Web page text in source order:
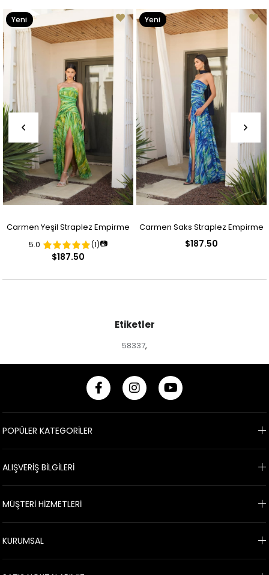
Carmen Yeşil Straplez Empirme
Desenli Abiye Elbise
5.0 (1)📷
$187.50
Yeni
Ürün
Carmen Saks Straplez Empirme
$187.50
Yeni
Ürün
Etiketler
58337,
POPÜLER KATEGORİLER
ALIŞVERİŞ BİLGİLERİ
MÜŞTERİ HİZMETLERİ
KURUMSAL